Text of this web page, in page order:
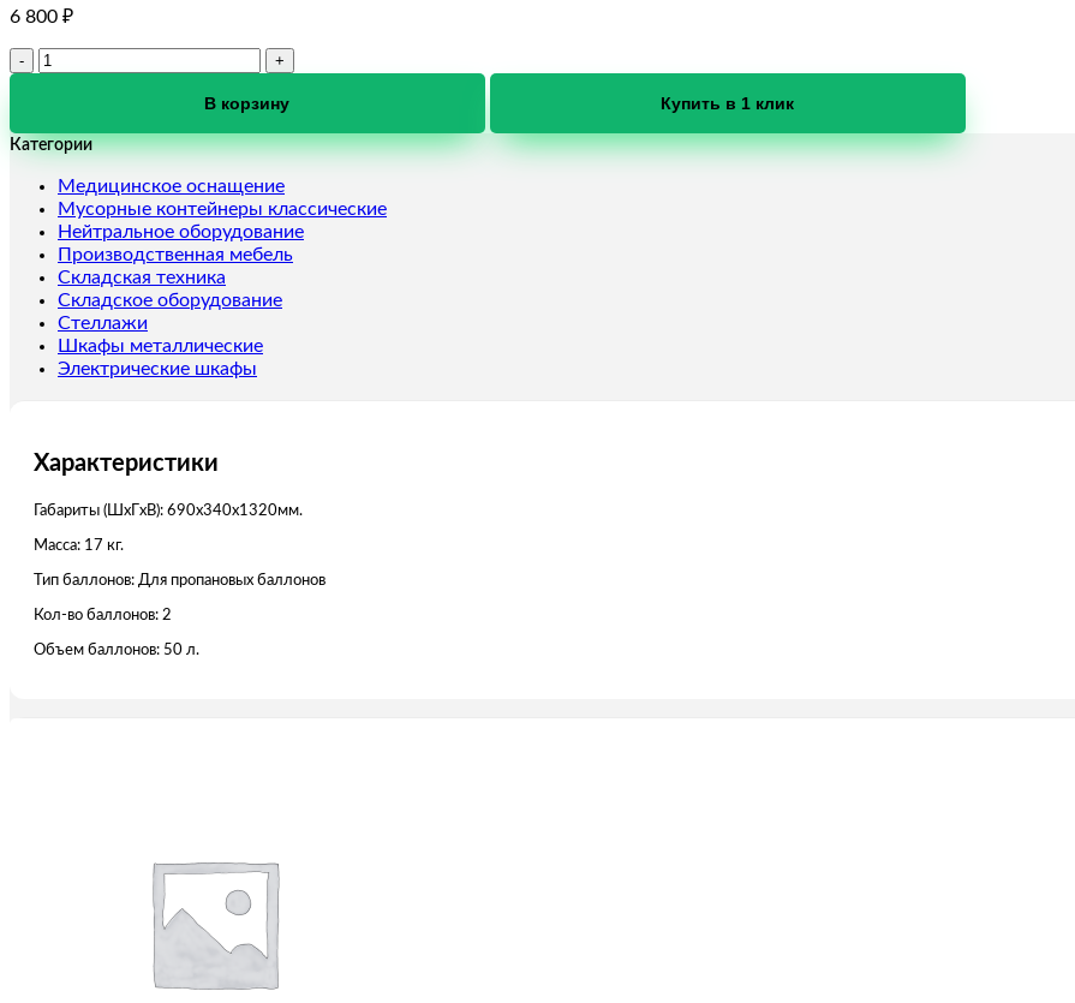
6 800 ₽
Количество
паллета
баллонов
В корзину Купить в 1 клик
Категории
Медицинское оснащение
Мусорные контейнеры классические
Нейтральное оборудование
Производственная мебель
Складская техника
Складское оборудование
Стеллажи
Шкафы металлические
Электрические шкафы
Характеристики
Габариты (ШxГxВ): 690х340х1320мм.
Масса: 17 кг.
Тип баллонов: Для пропановых баллонов
Кол-во баллонов: 2
Объем баллонов: 50 л.